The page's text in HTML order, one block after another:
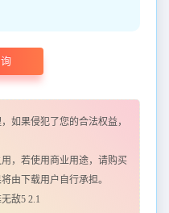
如果侵犯了您的合法权益，
，若使用商业用途，请购买
由下载用户自行承担。
敌5 2.1